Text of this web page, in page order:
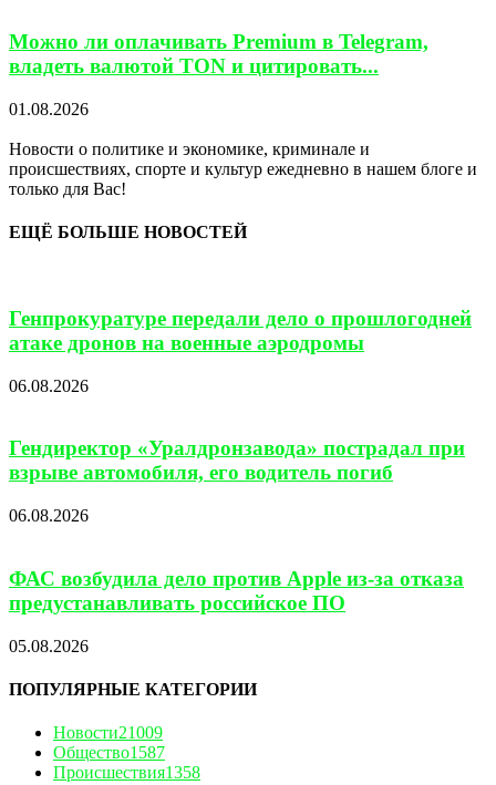
Можно ли оплачивать Premium в Telegram,
владеть валютой TON и цитировать...
01.08.2026
Новости о политике и экономике, криминале и
происшествиях, спорте и культур ежедневно в нашем блоге и
только для Вас!
ЕЩЁ БОЛЬШЕ НОВОСТЕЙ
Генпрокуратуре передали дело о прошлогодней
атаке дронов на военные аэродромы
06.08.2026
Гендиректор «Уралдронзавода» пострадал при
взрыве автомобиля, его водитель погиб
06.08.2026
ФАС возбудила дело против Apple из-за отказа
предустанавливать российское ПО
05.08.2026
ПОПУЛЯРНЫЕ КАТЕГОРИИ
Новости21009
Общество1587
Происшествия1358